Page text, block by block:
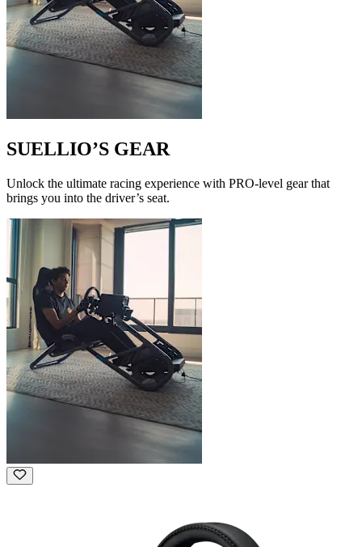
SUELLIO’S GEAR
Unlock the ultimate racing experience with PRO-level gear that
brings you into the driver’s seat.